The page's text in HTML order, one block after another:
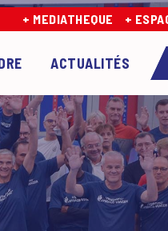
+ MEDIATHEQUE +
ACTUALITÉS